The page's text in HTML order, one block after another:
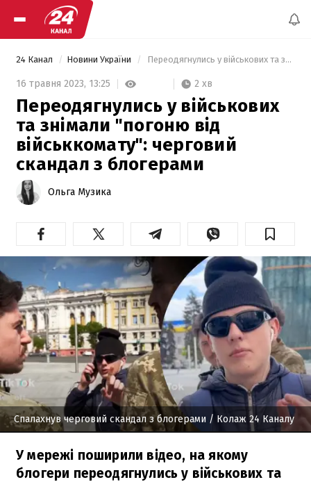
24 Канал Новини України Переодягнулись у військових та знімали "погоню від військкомату": черговий скандал з блогерами
16 травня 2023, 13:25 2 хв
Переодягнулись у військових
та знімали "погоню від
військкомату": черговий
скандал з блогерами
Ольга Музика
Спалахнув черговий скандал з блогерами / Колаж 24 Каналу
У мережі поширили відео, на якому
блогери переодягнулись у військових та